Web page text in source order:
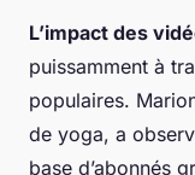
L’impact des
puissamment à
populaires.
de yoga, a
base d’abonnés